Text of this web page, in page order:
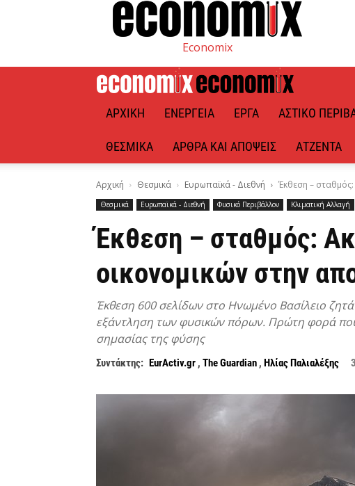
Economix
ΑΡΧΙΚΉ ΕΝΈΡΓΕΙΑ ΈΡΓΑ ΑΣΤΙΚΌ
ΘΕΣΜΙΚΆ ΆΡΘΡΑ ΚΑΙ ΑΠΌΨΕΙΣ ΑΤΖΈΝΤΑ
Αρχική Θεσμικά Ευρωπαϊκά - Διεθνή Έκθεση –
Θεσμικά Ευρωπαϊκά - Διεθνή Φυσικό Περιβάλλον Κλιματική Αλλαγή
Έκθεση – σταθμός:
οικονομικών στην
Έκθεση 600 σελίδων στο Ηνωμένο Βασίλειο
εξάντληση των φυσικών πόρων. Πρώτη φορά που
σημασίας της φύσης
Συντάκτης: EurActiv.gr , The Guardian , Ηλίας Παλιαλέξης